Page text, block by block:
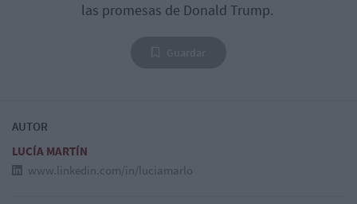
las promesas de Donald Trump.
AUTOR
LUCÍA MARTÍN
www.linkedin.com/in/luciamarlo